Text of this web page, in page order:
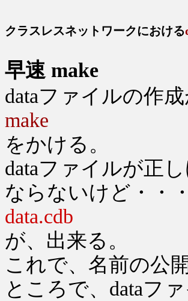
クラスレスネットワークにおける
早速 make
dataファイルの作
make
をかける。
dataファイルが正
ならないけど・・
data.cdb
が、出来る。
これで、名前の公
ところで、dataフ